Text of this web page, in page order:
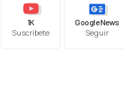
1K
Suscríbete
Google News
Seguir